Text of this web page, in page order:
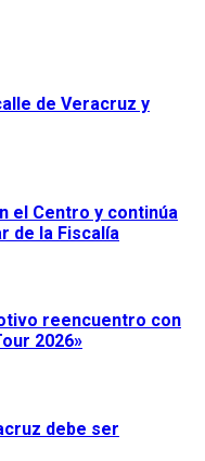
de Veracruz y
el Centro y continúa
de la Fiscalía
reencuentro con
2026»
debe ser